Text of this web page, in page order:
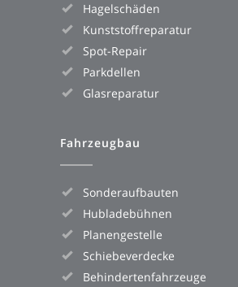
Hagelschäden
Kunststoffreparatur
Spot-Repair
Parkdellen
Glasreparatur
Fahrzeugbau
Sonderaufbauten
Hubladebühnen
Planengestelle
Schiebeverdecke
Behindertenfahrzeuge